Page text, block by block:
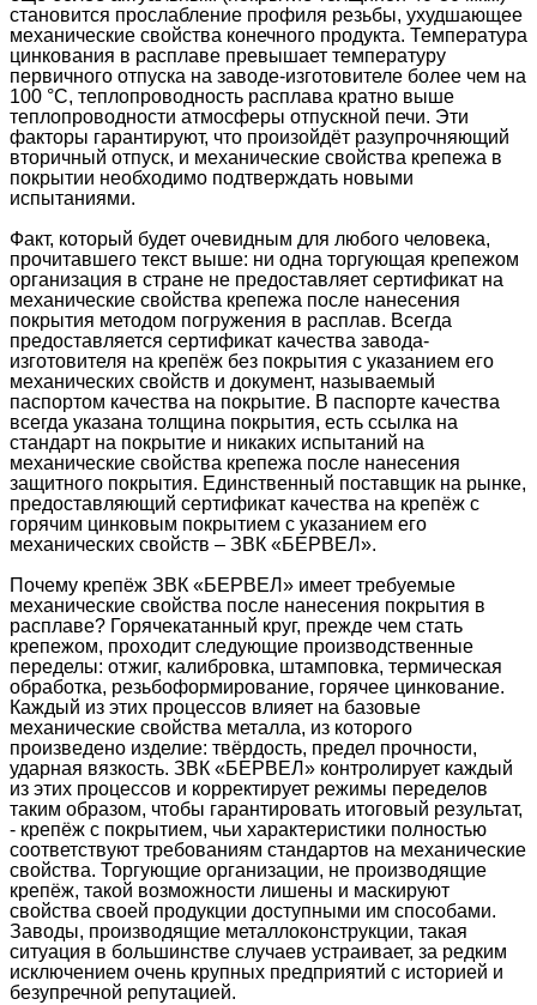
становится прослабление профиля резьбы, ухудшающее
механические свойства конечного продукта. Температура
цинкования в расплаве превышает температуру
первичного отпуска на заводе-изготовителе более чем на
100 °С, теплопроводность расплава кратно выше
теплопроводности атмосферы отпускной печи. Эти
факторы гарантируют, что произойдёт разупрочняющий
вторичный отпуск, и механические свойства крепежа в
покрытии необходимо подтверждать новыми
испытаниями.
Факт, который будет очевидным для любого человека,
прочитавшего текст выше: ни одна торгующая крепежом
организация в стране не предоставляет сертификат на
механические свойства крепежа после нанесения
покрытия методом погружения в расплав. Всегда
предоставляется сертификат качества завода-
изготовителя на крепёж без покрытия с указанием его
механических свойств и документ, называемый
паспортом качества на покрытие. В паспорте качества
всегда указана толщина покрытия, есть ссылка на
стандарт на покрытие и никаких испытаний на
механические свойства крепежа после нанесения
защитного покрытия. Единственный поставщик на рынке,
предоставляющий сертификат качества на крепёж с
горячим цинковым покрытием с указанием его
механических свойств – ЗВК «БЕРВЕЛ».
Почему крепёж ЗВК «БЕРВЕЛ» имеет требуемые
механические свойства после нанесения покрытия в
расплаве? Горячекатанный круг, прежде чем стать
крепежом, проходит следующие производственные
переделы: отжиг, калибровка, штамповка, термическая
обработка, резьбоформирование, горячее цинкование.
Каждый из этих процессов влияет на базовые
механические свойства металла, из которого
произведено изделие: твёрдость, предел прочности,
ударная вязкость. ЗВК «БЕРВЕЛ» контролирует каждый
из этих процессов и корректирует режимы переделов
таким образом, чтобы гарантировать итоговый результат,
- крепёж с покрытием, чьи характеристики полностью
соответствуют требованиям стандартов на механические
свойства. Торгующие организации, не производящие
крепёж, такой возможности лишены и маскируют
свойства своей продукции доступными им способами.
Заводы, производящие металлоконструкции, такая
ситуация в большинстве случаев устраивает, за редким
исключением очень крупных предприятий с историей и
безупречной репутацией.